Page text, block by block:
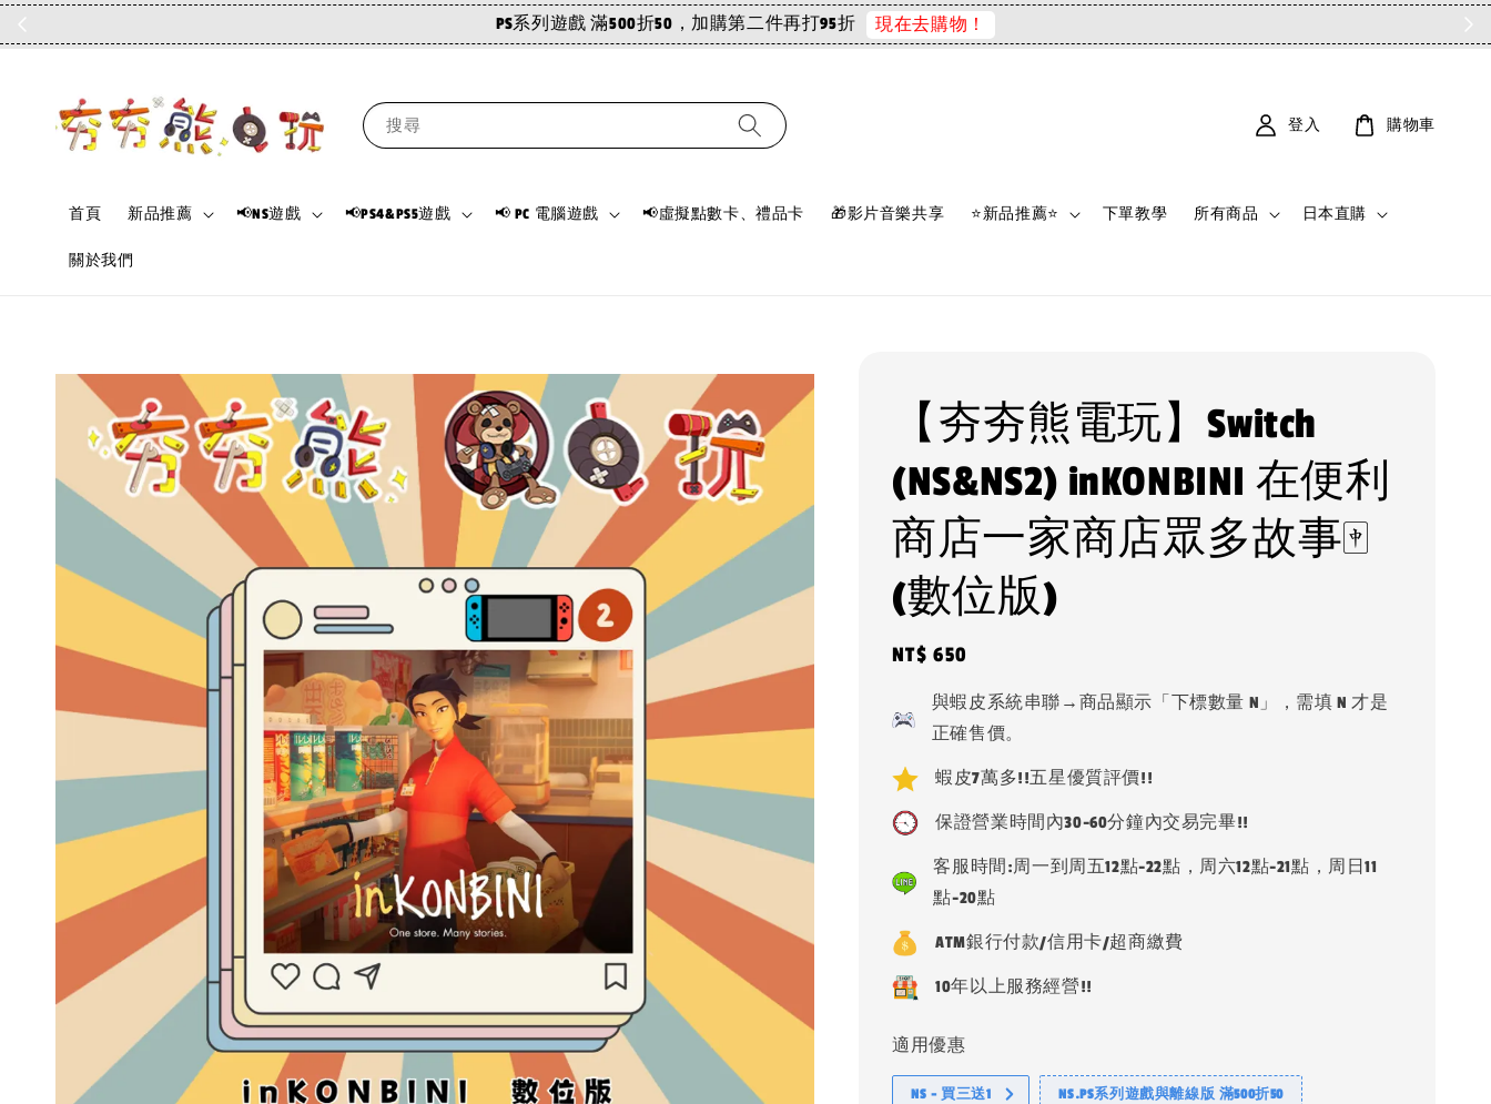
PS系列遊戲 滿500折50，加購第二件再打95折 現在去購物！
搜尋
首頁 新品推薦 📢NS遊戲 📢PS4&PS5遊戲 📢 PC 電腦遊戲 📢虛擬點數卡、禮品卡 🎁影片音樂共享 ⭐新品推薦⭐ 下單教學 所有商品 日本直購
關於我們
登入 購物車
【夯夯熊電玩】Switch
(NS&NS2) inKONBINI 在便利
商店一家商店眾多故事🀄
(數位版)
Regular
price
NT$ 650
與蝦皮系統串聯→商品顯示「下標數量 N」，需填 N 才是
正確售價。
蝦皮7萬多!!五星優質評價!!
保證營業時間內30-60分鐘內交易完畢!!
客服時間:周一到周五12點-22點，周六12點-21點，周日11
點-20點
ATM銀行付款/信用卡/超商繳費
10年以上服務經營!!
適用優惠
NS - 買三送1 NS.PS系列遊戲與離線版 滿500折50